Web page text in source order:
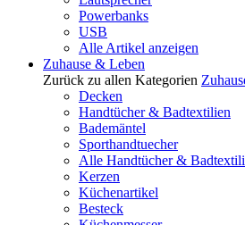
Powerbanks
USB
Alle Artikel anzeigen
Zuhause & Leben
Zurück zu allen Kategorien
Decken
Handtücher & Badtextilien
Bademäntel
Sporthandtuecher
Alle Handtücher &
Kerzen
Küchenartikel
Besteck